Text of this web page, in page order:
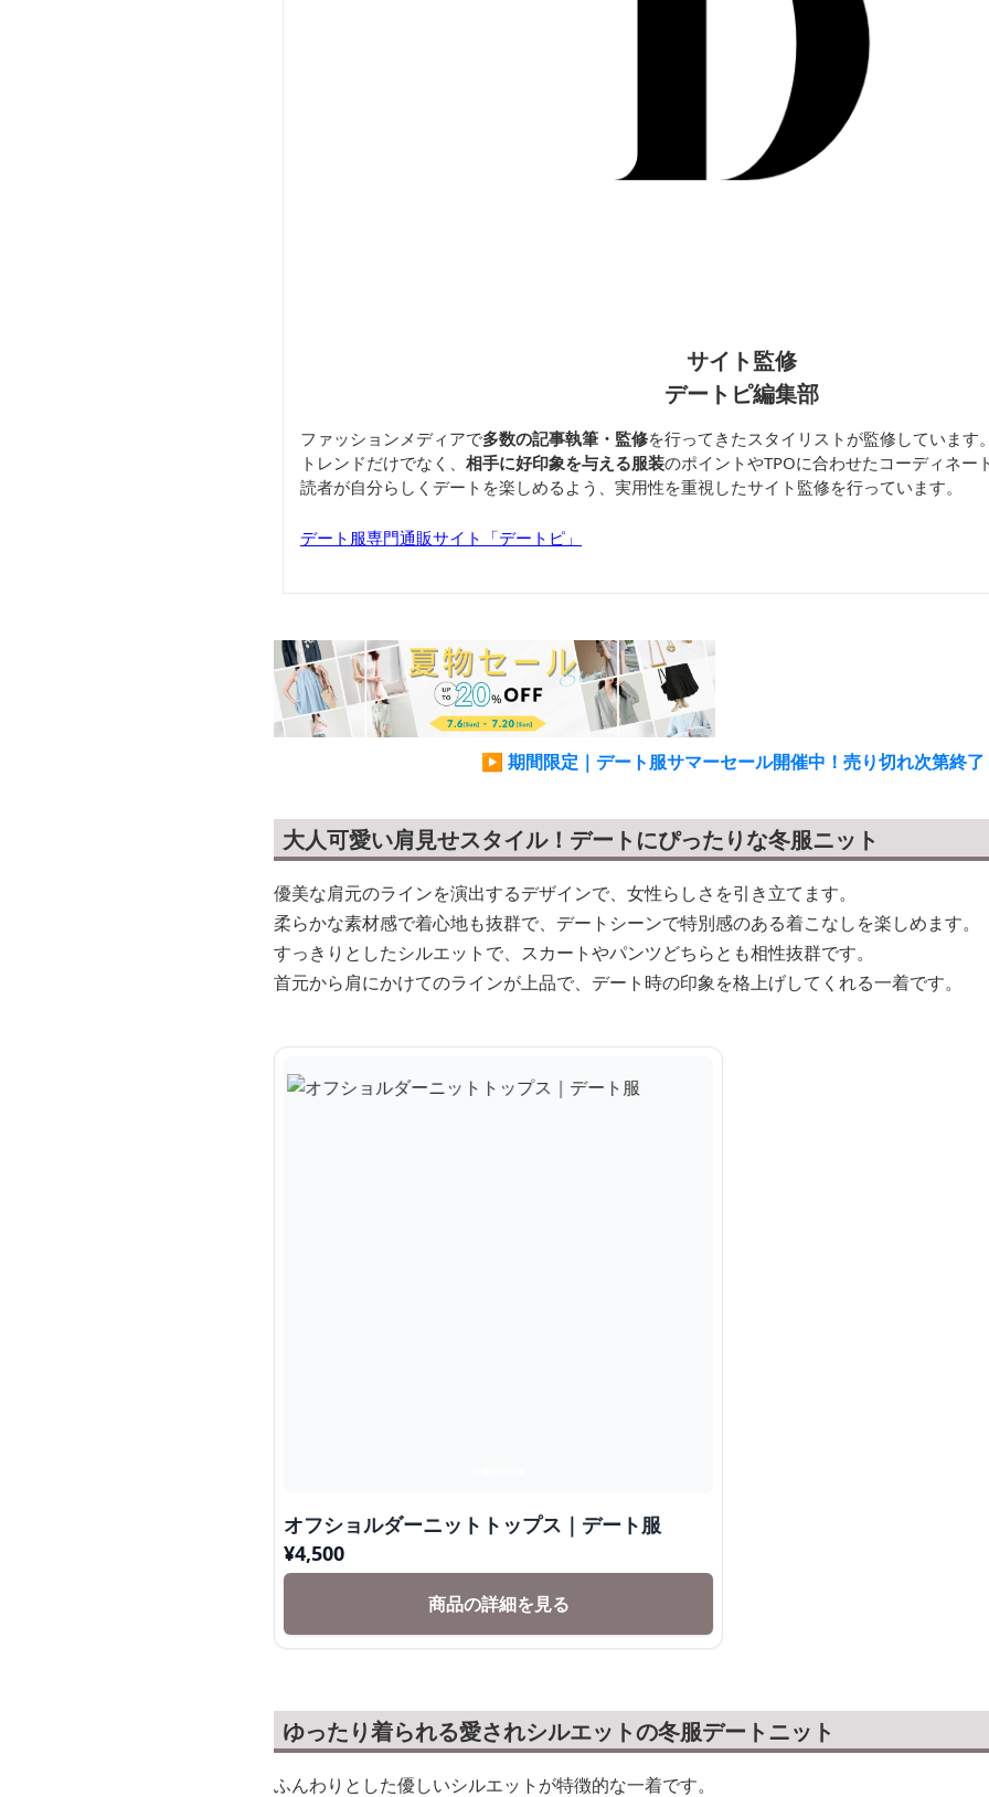
サイト監修
デートピ編集部
ファッションメディアで多数の記事執筆・監修を行ってきたスタイリストが監修しています
トレンドだけでなく、 相手に好印象を与える服装のポイントやTPOに合わせたコーディネー
読者が自分らしくデートを楽しめるよう、実用性を重視したサイト監修を行っています。
デート服専門通販サイト「デートピ」
▶ 期間限定｜デート服サマーセール開催中！売り切れ次第終了
大人可愛い肩見せスタイル！デートにぴったりな冬服ニット
優美な肩元のラインを演出するデザインで、女性らしさを引き立てます。
柔らかな素材感で着心地も抜群で、デートシーンで特別感のある着こなしを楽しめます。
すっきりとしたシルエットで、スカートやパンツどちらとも相性抜群です。
首元から肩にかけてのラインが上品で、デート時の印象を格上げしてくれる一着です。
オフショルダーニットトップス｜デート服
¥4,500
商品の詳細を見る
ゆったり着られる愛されシルエットの冬服デートニット
ふんわりとした優しいシルエットが特徴的な一着です。